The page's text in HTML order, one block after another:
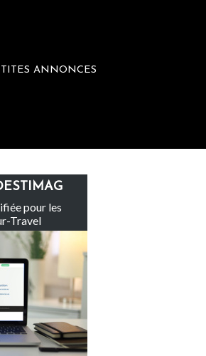
ANNONCES
Eden Tour
pour les
Travel